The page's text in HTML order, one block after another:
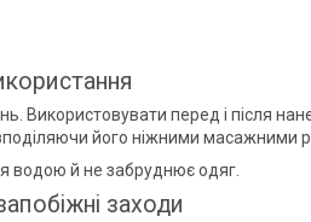
Використовувати перед і після
його ніжними масажними
водою й не забруднює одяг.
заходи